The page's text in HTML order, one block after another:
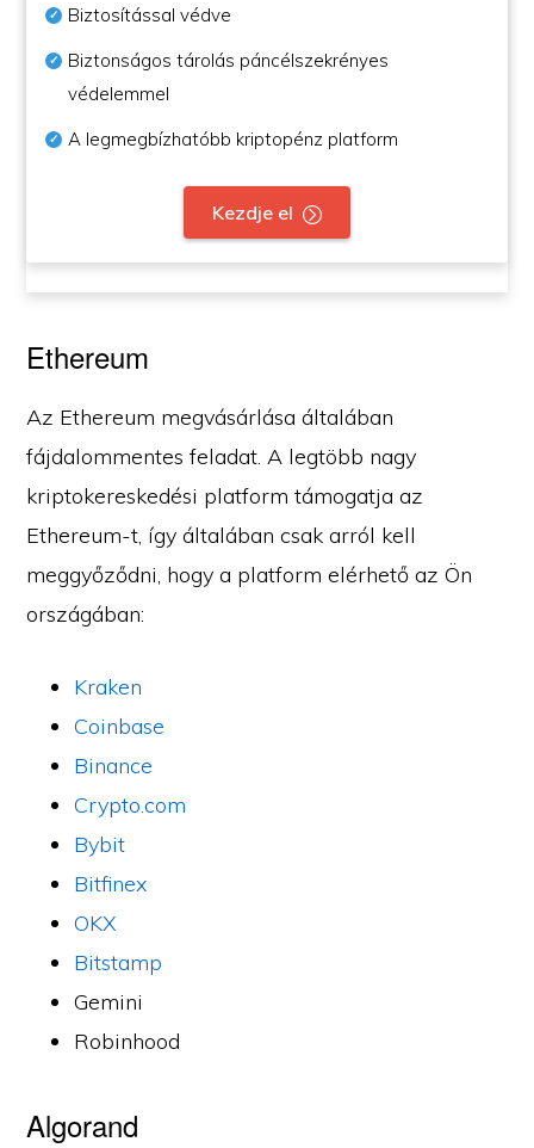
Biztosítással védve
Biztonságos tárolás páncélszekrényes
védelemmel
A legmegbízhatóbb kriptopénz platform
Kezdje el
Ethereum
Az Ethereum megvásárlása általában
fájdalommentes feladat. A legtöbb nagy
kriptokereskedési platform támogatja az
Ethereum-t, így általában csak arról kell
meggyőződni, hogy a platform elérhető az Ön
országában:
Kraken
Coinbase
Binance
Crypto.com
Bybit
Bitfinex
OKX
Bitstamp
Gemini
Robinhood
Algorand